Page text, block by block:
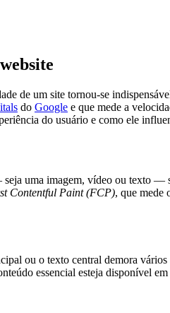
de um site tornou-se
do Google e que mede a
do usuário e como ele
uma imagem, vídeo ou texto —
Contentful Paint (FCP), que mede
ou o texto central demora
essencial esteja disponível